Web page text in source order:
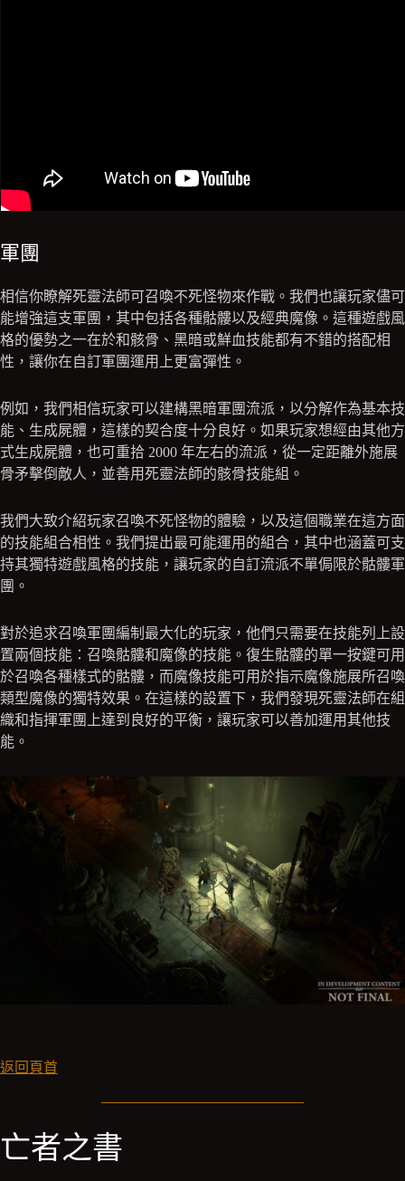
軍團
相信你瞭解死靈法師可召喚不死怪物來作戰。我們也讓玩家儘可
能增強這支軍團，其中包括各種骷髏以及經典魔像。這種遊戲風
格的優勢之一在於和骸骨、黑暗或鮮血技能都有不錯的搭配相
性，讓你在自訂軍團運用上更富彈性。
例如，我們相信玩家可以建構黑暗軍團流派，以分解作為基本技
能、生成屍體，這樣的契合度十分良好。如果玩家想經由其他方
式生成屍體，也可重拾 2000 年左右的流派，從一定距離外施展
骨矛擊倒敵人，並善用死靈法師的骸骨技能組。
我們大致介紹玩家召喚不死怪物的體驗，以及這個職業在這方面
的技能組合相性。我們提出最可能運用的組合，其中也涵蓋可支
持其獨特遊戲風格的技能，讓玩家的自訂流派不單侷限於骷髏軍
團。
對於追求召喚軍團編制最大化的玩家，他們只需要在技能列上設
置兩個技能：召喚骷髏和魔像的技能。復生骷髏的單一按鍵可用
於召喚各種樣式的骷髏，而魔像技能可用於指示魔像施展所召喚
類型魔像的獨特效果。在這樣的設置下，我們發現死靈法師在組
織和指揮軍團上達到良好的平衡，讓玩家可以善加運用其他技
能。
返回頁首
亡者之書